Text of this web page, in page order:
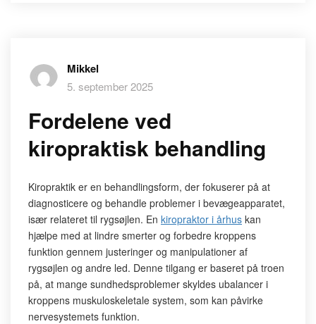
Mikkel
5. september 2025
Fordelene ved
kiropraktisk behandling
Kiropraktik er en behandlingsform, der fokuserer på at
diagnosticere og behandle problemer i bevægeapparatet,
især relateret til rygsøjlen. En kiropraktor i århus kan
hjælpe med at lindre smerter og forbedre kroppens
funktion gennem justeringer og manipulationer af
rygsøjlen og andre led. Denne tilgang er baseret på troen
på, at mange sundhedsproblemer skyldes ubalancer i
kroppens muskuloskeletale system, som kan påvirke
nervesystemets funktion.